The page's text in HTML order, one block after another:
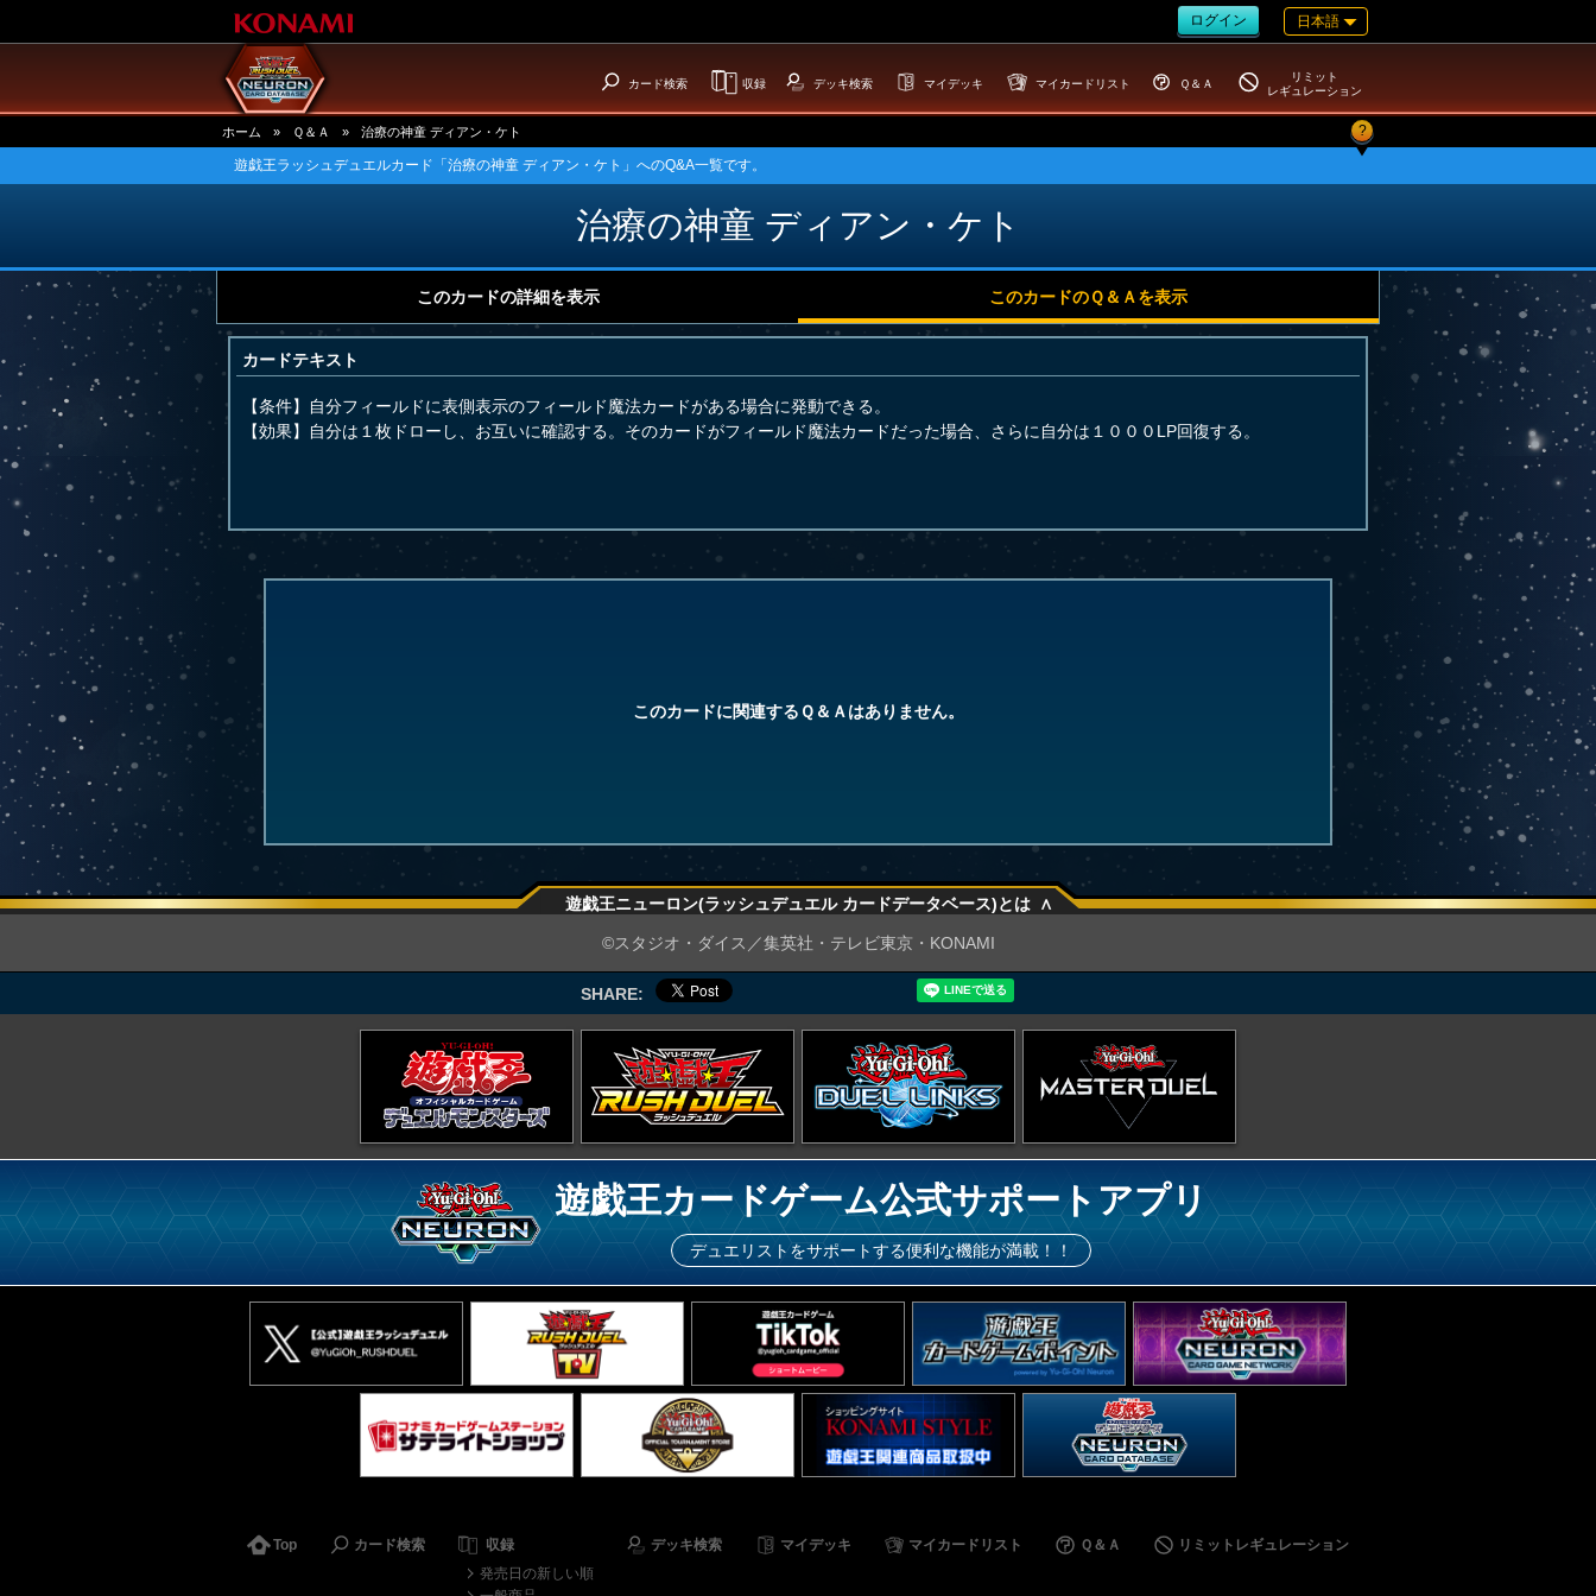
ログイン 日本語
カード検索 収録 デッキ検索 マイデッキ マイカードリスト Ｑ＆Ａ
リミット
レギュレーション
ホーム » Ｑ＆Ａ » 治療の神童 ディアン・ケト ?
遊戯王ラッシュデュエルカード「治療の神童 ディアン・ケト」へのQ&A一覧です。
治療の神童 ディアン・ケト
このカードの詳細を表示 このカードのＱ＆Ａを表示
カードテキスト
【条件】自分フィールドに表側表示のフィールド魔法カードがある場合に発動できる。
【効果】自分は１枚ドローし、お互いに確認する。そのカードがフィールド魔法カードだった場合、さらに自分は１０００LP回復する。
このカードに関連するＱ＆Ａはありません。
遊戯王ニューロン(ラッシュデュエル カードデータベース)とは ∧
©スタジオ・ダイス／集英社・テレビ東京・KONAMI
SHARE:
遊戯王カードゲーム公式サポートアプリ
デュエリストをサポートする便利な機能が満載！！
Top カード検索
収録
発売日の新しい順
デッキ検索 マイデッキ マイカードリスト Ｑ＆Ａ リミットレギュレーション